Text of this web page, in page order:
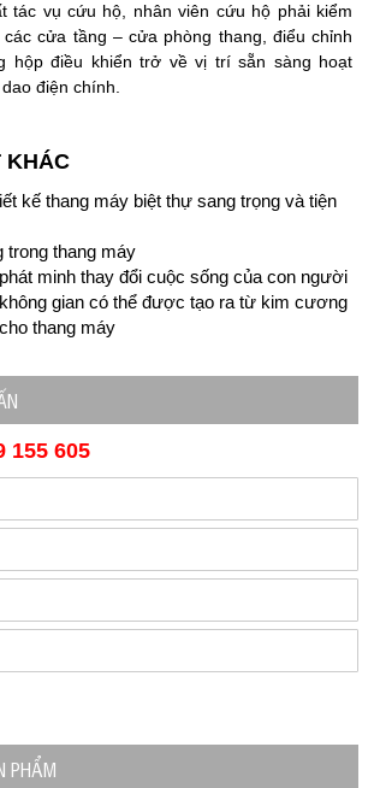
tác vụ cứu hộ, nhân viên cứu hộ phải kiểm
cửa tầng – cửa phòng thang, điểu chỉnh
hộp điều khiển trở về vị trí sẵn sàng hoạt
điện chính.
KHÁC
kế thang máy biệt thự sang trọng và tiện
trong thang máy
minh thay đổi cuộc sống của con người
gian có thể được tạo ra từ kim cương
thang máy
155 605
PHẨM